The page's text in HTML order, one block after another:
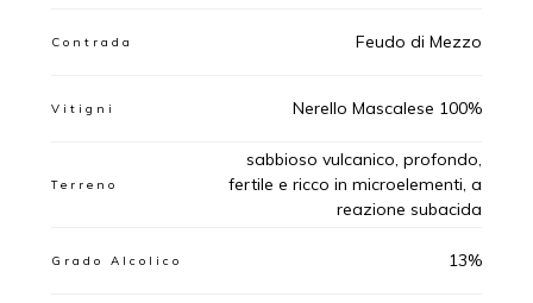
Contrada Feudo di Mezzo
Vitigni Nerello Mascalese 100%
Terreno
sabbioso vulcanico, profondo,
fertile e ricco in microelementi, a
reazione subacida
Grado Alcolico 13%